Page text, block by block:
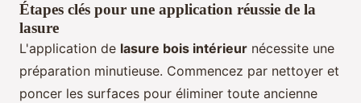
Étapes clés pour une application réussie de la
lasure
L'application de lasure bois intérieur nécessite une
préparation minutieuse. Commencez par nettoyer et
poncer les surfaces pour éliminer toute ancienne